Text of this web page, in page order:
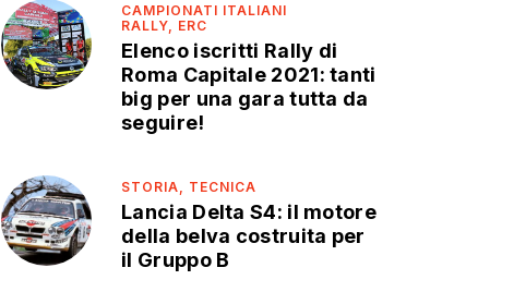
CAMPIONATI ITALIANI
RALLY, ERC
Elenco iscritti Rally di
Roma Capitale 2021: tanti
big per una gara tutta da
seguire!
STORIA, TECNICA
Lancia Delta S4: il motore
della belva costruita per
il Gruppo B